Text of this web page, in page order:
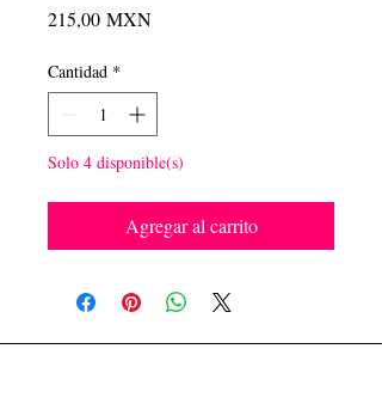
215,00 MXNPrecio
Cantidad *
Solo 4 disponible(s)
Agregar al carrito